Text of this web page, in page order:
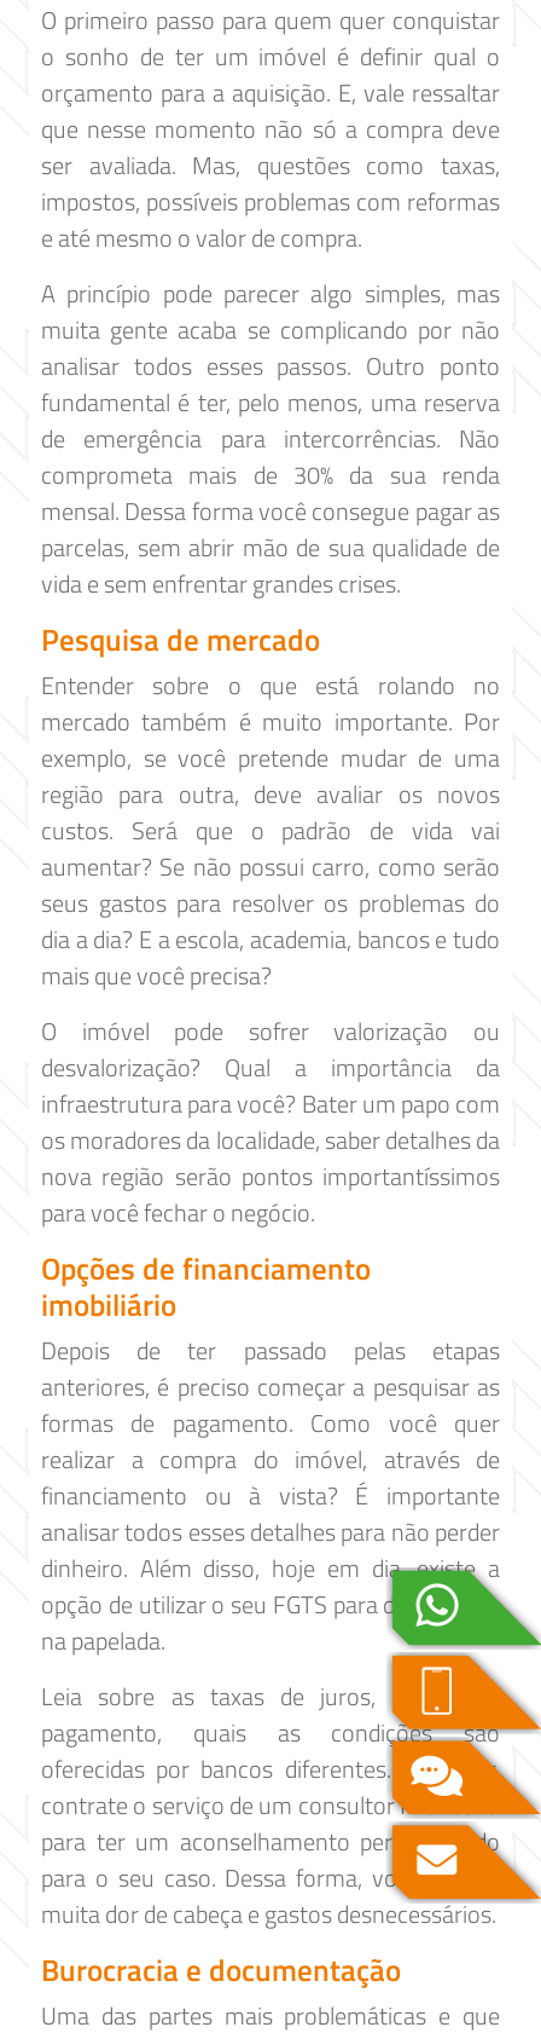
O primeiro passo para quem quer conquistar
o sonho de ter um imóvel é definir qual o
orçamento para a aquisição. E, vale ressaltar
que nesse momento não só a compra deve
ser avaliada. Mas, questões como taxas,
impostos, possíveis problemas com reformas
e até mesmo o valor de compra.
A princípio pode parecer algo simples, mas
muita gente acaba se complicando por não
analisar todos esses passos. Outro ponto
fundamental é ter, pelo menos, uma reserva
de emergência para intercorrências. Não
comprometa mais de 30% da sua renda
mensal. Dessa forma você consegue pagar as
parcelas, sem abrir mão de sua qualidade de
vida e sem enfrentar grandes crises.
Pesquisa de mercado
Entender sobre o que está rolando no
mercado também é muito importante. Por
exemplo, se você pretende mudar de uma
região para outra, deve avaliar os novos
custos. Será que o padrão de vida vai
aumentar? Se não possui carro, como serão
seus gastos para resolver os problemas do
dia a dia? E a escola, academia, bancos e tudo
mais que você precisa?
O imóvel pode sofrer valorização ou
desvalorização? Qual a importância da
infraestrutura para você? Bater um papo com
os moradores da localidade, saber detalhes da
nova região serão pontos importantíssimos
para você fechar o negócio.
Opções de financiamento
imobiliário
Depois de ter passado pelas etapas
anteriores, é preciso começar a pesquisar as
formas de pagamento. Como você quer
realizar a compra do imóvel, através de
financiamento ou à vista? É importante
analisar todos esses detalhes para não perder
dinheiro. Além disso, hoje em dia, existe a
opção de utilizar o seu FGTS para dar entrada
na papelada.
Leia sobre as taxas de juros, prazos de
pagamento, quais as condições são
oferecidas por bancos diferentes. Se puder,
contrate o serviço de um consultor financeiro
para ter um aconselhamento personalizado
para o seu caso. Dessa forma, você evitará
muita dor de cabeça e gastos desnecessários.
Burocracia e documentação
Uma das partes mais problemáticas e que